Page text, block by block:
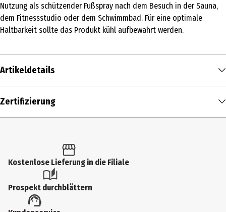
Nutzung als schützender Fußspray nach dem Besuch in der Sauna,
dem Fitnessstudio oder dem Schwimmbad. Für eine optimale
Haltbarkeit sollte das Produkt kühl aufbewahrt werden.
Artikeldetails
Inhalt
Einsatzbereich
Reinigung
Hauttyp
Zertifizierung
Kostenlose Lieferung in die Filiale
Prospekt durchblättern